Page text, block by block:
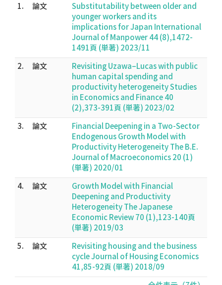
1.
論文
Substitutability between older and
younger workers and its
implications for Japan International
Journal of Manpower 44 (8),1472-
1491頁 (単著) 2023/11
2.
論文
Revisiting Uzawa–Lucas with public
human capital spending and
productivity heterogeneity Studies
in Economics and Finance 40
(2),373-391頁 (単著) 2023/02
3.
論文
Financial Deepening in a Two-Sector
Endogenous Growth Model with
Productivity Heterogeneity The B.E.
Journal of Macroeconomics 20 (1)
(単著) 2020/01
4.
論文
Growth Model with Financial
Deepening and Productivity
Heterogeneity The Japanese
Economic Review 70 (1),123-140頁
(単著) 2019/03
5.
論文
Revisiting housing and the business
cycle Journal of Housing Economics
41,85-92頁 (単著) 2018/09